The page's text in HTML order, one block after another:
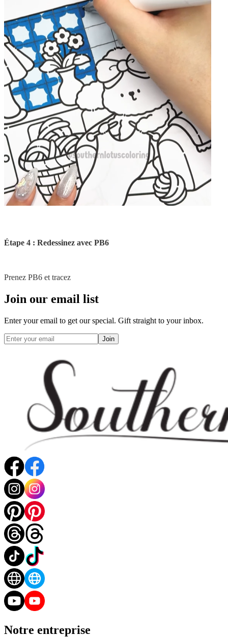
Étape 4 : Redessinez avec PB6
Prenez PB6 et tracez
Join our email list
Enter your email to get our special. Gift straight to your inbox.
Join
Notre entreprise